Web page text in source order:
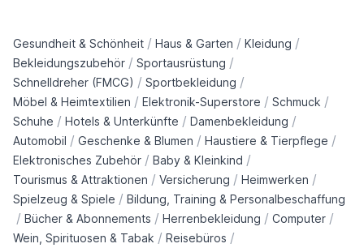
Gesundheit & Schönheit / Haus & Garten / Kleidung /
Bekleidungszubehör / Sportausrüstung /
Schnelldreher (FMCG) / Sportbekleidung /
Möbel & Heimtextilien / Elektronik-Superstore / Schmuck /
Schuhe / Hotels & Unterkünfte / Damenbekleidung /
Automobil / Geschenke & Blumen / Haustiere & Tierpflege /
Elektronisches Zubehör / Baby & Kleinkind /
Tourismus & Attraktionen / Versicherung / Heimwerken /
Spielzeug & Spiele / Bildung, Training & Personalbeschaffung
/ Bücher & Abonnements / Herrenbekleidung / Computer /
Wein, Spirituosen & Tabak / Reisebüros /